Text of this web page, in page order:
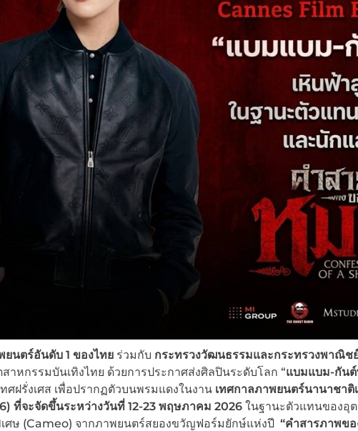
ยนตร์อันดับ 1 ของไทยร่วมกับ กระทรวงวัฒนธรรมและกระทรวงพาณิช
าหกรรมบันเทิงไทย ด้วยการประกาศส่งศิลปินระดับโลก “แบมแบม-กัน
ศฝรั่งเศส เพื่อปรากฏตัวบนพรมแดงในงาน เทศกาลภาพยนตร์นานาชาติ
ที่จะจัดขึ้นระหว่างวันที่ 12-23 พฤษภาคม 2026 ในฐานะตัวแทนของอุ
ศษ (Cameo) จากภาพยนตร์สยองขวัญฟอร์มยักษ์แห่งปี “คำสารภาพข